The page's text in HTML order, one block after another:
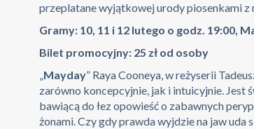
przeplatane wyjątkowej urody piosenkami z
Gramy: 10, 11 i 12 lutego o godz. 19:00,
Bilet promocyjny: 25 zł od osoby
„Mayday” Raya Cooneya, w reżyserii
zarówno koncepcyjnie, jak i intuicyjnie. Jest
bawiącą do łez opowieść o zabawnych
żonami. Czy gdy prawda wyjdzie na jaw